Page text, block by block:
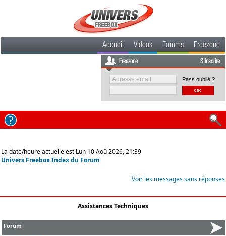
Accueil Videos Forums Freezone
Freezone S'inscrire
Pass oublié ?
La date/heure actuelle est Lun 10 Aoû 2026, 21:39
Univers Freebox Index du Forum
Voir les messages sans réponses
Assistances Techniques
Forum